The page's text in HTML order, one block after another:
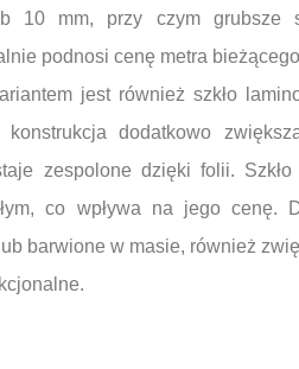
10 mm, przy czym grubsze
podnosi cenę metra
jest również szkło
konstrukcja dodatkowo
zespolone dzięki folii.
co wpływa na jego cenę.
barwione w masie, również